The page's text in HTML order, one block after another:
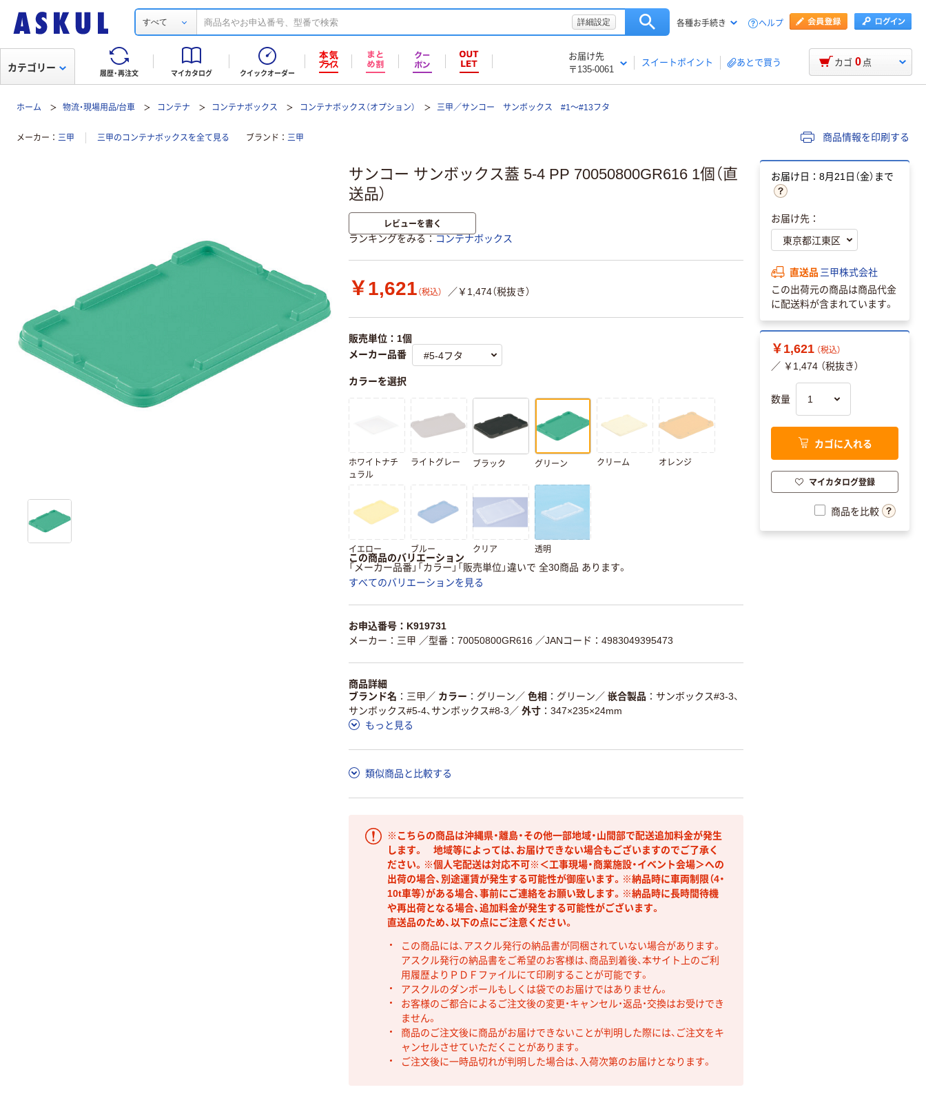
すべて 詳細設定 各種お手続き ヘルプ
履歴・再注文 マイカタログ クイックオーダー
お届け先
〒135-0061
スイートポイント あとで買う
カテゴリー カゴ 0 点
ホーム 物流・現場用品/台車 コンテナ コンテナボックス コンテナボックス（オプション） 三甲／サンコー サンボックス #1～#13フタ
メーカー 三甲 三甲のコンテナボックスを全て見る ブランド 三甲 商品情報を印刷する
サンコー サンボックス蓋 5-4 PP 70050800GR616 1個（直
送品）
レビューを書く
ランキングをみる コンテナボックス
￥1,621 （税込） ／￥1,474（税抜き）
販売単位：1個
メーカー品番
カラーを選択
ホワイトナチ
ュラル
ライトグレー ブラック グリーン クリーム オレンジ
イエロー ブルー クリア 透明
この商品のバリエーション
「メーカー品番」「カラー」「販売単位」違いで 全30商品 あります。
すべてのバリエーションを見る
お申込番号：K919731
メーカー：三甲 ／型番：70050800GR616 ／JANコード：4983049395473
商品詳細
ブランド名
三甲 ／ カラー グリーン ／ 色相 グリーン ／ 嵌合製品
サンボックス#3-3、
サンボックス#5-4、サンボックス#8-3 ／ 外寸
347×235×24mm
もっと見る
類似商品と比較する
※こちらの商品は沖縄県・離島・その他一部地域・山間部で配送追加料金が発生
します。 地域等によっては、お届けできない場合もございますのでご了承く
ださい。※個人宅配送は対応不可※＜工事現場・商業施設・イベント会場＞への
出荷の場合、別途運賃が発生する可能性が御座います。※納品時に車両制限（4・
10t車等）がある場合、事前にご連絡をお願い致します。※納品時に長時間待機
や再出荷となる場合、追加料金が発生する可能性がございます。
直送品のため、以下の点にご注意ください。
この商品には、アスクル発行の納品書が同梱されていない場合があります。
アスクル発行の納品書をご希望のお客様は、商品到着後、本サイト上のご利
用履歴よりＰＤＦファイルにて印刷することが可能です。
アスクルのダンボールもしくは袋でのお届けではありません。
お客様のご都合によるご注文後の変更・キャンセル・返品・交換はお受けでき
ません。
商品のご注文後に商品がお届けできないことが判明した際には、ご注文をキ
ャンセルさせていただくことがあります。
ご注文後に一時品切れが判明した場合は、入荷次第のお届けとなります。
お届け日：8月21日（金）まで
お届け先：
直送品 三甲株式会社
この出荷元の商品は商品代金
に配送料が含まれています。
￥1,621 （税込）
／ ￥1,474 （税抜き）
数量
カゴに入れる
マイカタログ登録
商品を比較